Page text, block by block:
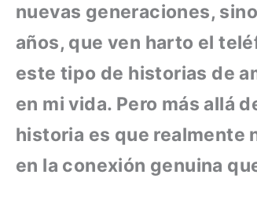
nuevas generaciones,
años, que ven harto el
este tipo de historias de
en mi vida. Pero más allá
historia es que realmente
en la conexión genuina